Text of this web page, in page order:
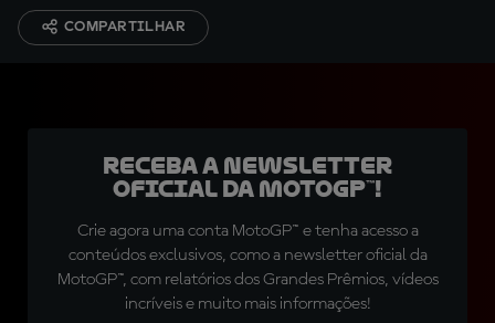
COMPARTILHAR
Receba a newsletter
oficial da MotoGP™!
Crie agora uma conta MotoGP™ e tenha acesso a
conteúdos exclusivos, como a newsletter oficial da
MotoGP™, com relatórios dos Grandes Prêmios, vídeos
incríveis e muito mais informações!